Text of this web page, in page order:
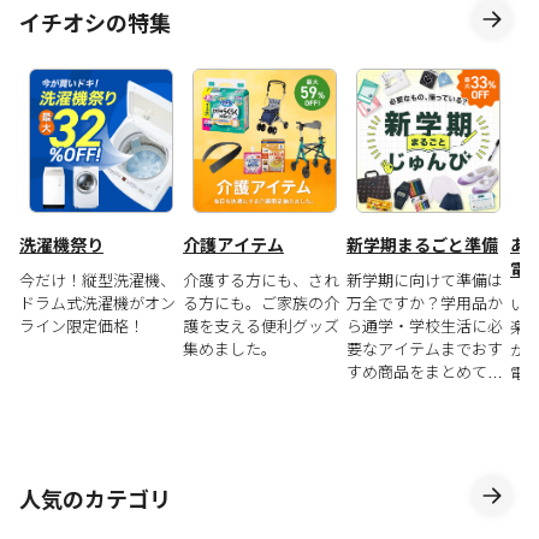
イチオシの特集
洗濯機祭り
今だけ！縦型洗濯機、
ドラム式洗濯機がオン
ライン限定価格！
介護アイテム
介護する方にも、され
る方にも。ご家族の介
護を支える便利グッズ
集めました。
新学期まるごと準備
新学期に向けて準備は
万全ですか？学用品か
ら通学・学校生活に必
要なアイテムまでおす
すめ商品をまとめてご
あ
電
い
楽
が
電
人気のカテゴリ